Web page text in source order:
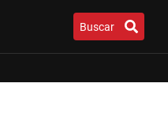
Buscar